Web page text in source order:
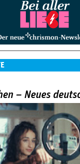
– Neues